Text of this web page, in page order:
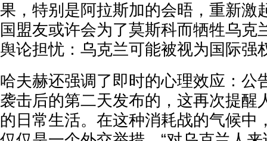
果，特别是阿拉斯加的会晤，重新激
国盟友或许会为了莫斯科而牺牲乌克
舆论担忧：乌克兰可能被视为国际强
哈夫赫还强调了即时的心理效应：公
袭击后的第二天发布的，这再次提醒
的日常生活。在这种消耗战的气候中